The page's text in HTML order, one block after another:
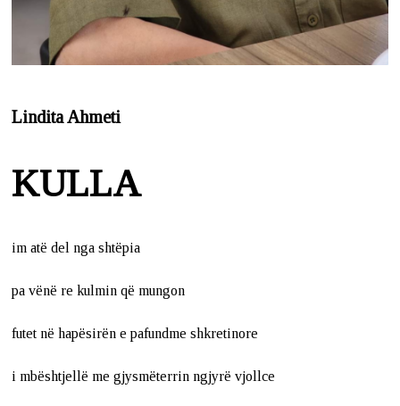
Lindita Ahmeti
KULLA
im atë del nga shtëpia
pa vënë re kulmin që mungon
futet në hapësirën e pafundme shkretinore
i mbështjellë me gjysmëterrin ngjyrë vjollce